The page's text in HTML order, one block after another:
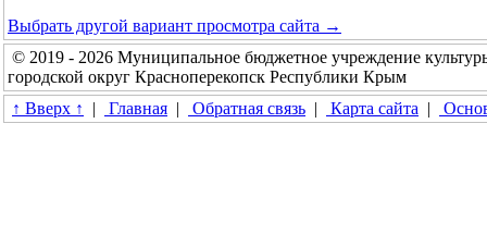
Выбрать другой вариант просмотра сайта →
© 2019 - 2026 Муниципальное бюджетное учреждение
городской округ Красноперекопск Республики Крым
↑ Вверх ↑
| Главная | Обратная связь | Карта сайта |